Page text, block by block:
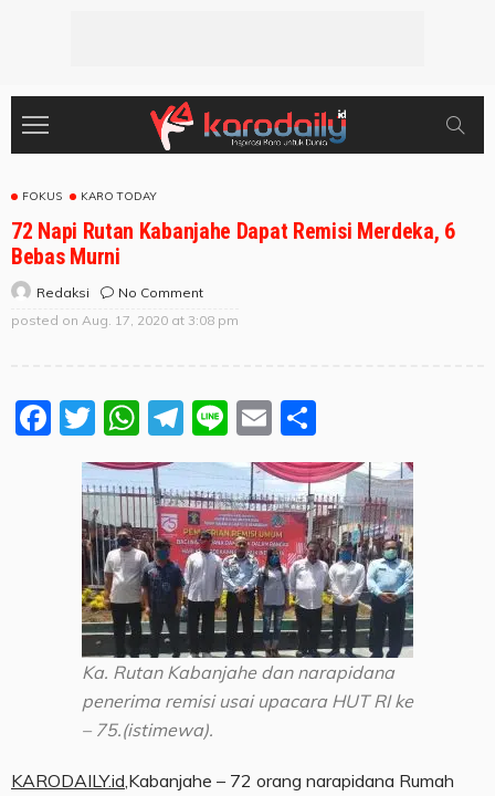
FOKUS KARO TODAY
72 Napi Rutan Kabanjahe Dapat Remisi Merdeka, 6
Bebas Murni
Redaksi
No Comment
posted on Aug. 17, 2020 at 3:08 pm
Facebook
Twitter
WhatsApp
Telegram
LineEmail
Ka. Rutan Kabanjahe dan narapidana
penerima remisi usai upacara HUT RI ke
– 75.(istimewa).
KARODAILY.id ,Kabanjahe – 72 orang narapidana Rumah